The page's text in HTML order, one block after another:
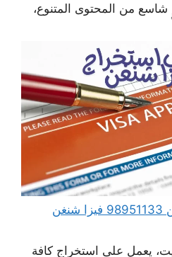
شاسع من المحتوى المتنوع،
مكتب استخراج فيزا شنغن 98951133 فيزا شنغن
يعمل على استخراج كافة